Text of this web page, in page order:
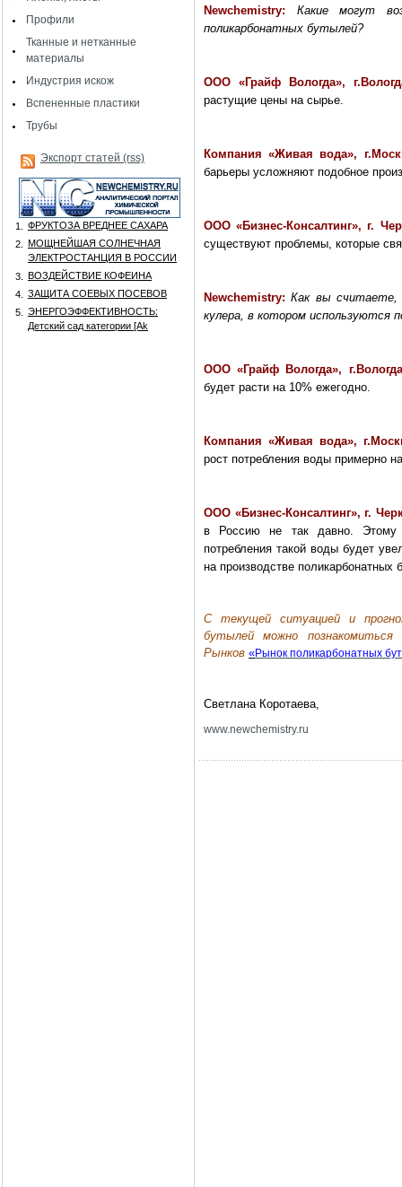
Профили
Тканные и нетканные
материалы
Индустрия искож
Вспененные пластики
Трубы
Экспорт статей (rss)
1.
ФРУКТОЗА ВРЕДНЕЕ САХАРА
2.
МОЩНЕЙШАЯ СОЛНЕЧНАЯ
ЭЛЕКТРОСТАНЦИЯ В РОССИИ
3.
ВОЗДЕЙСТВИЕ КОФЕИНА
4.
ЗАЩИТА СОЕВЫХ ПОСЕВОВ
5.
ЭНЕРГОЭФФЕКТИВНОСТЬ:
Детский сад категории [Аk
Newchemistry:
Какие могут
поликарбонатных бутылей?
ООО «Грайф Вологда»,
растущие цены на сырье.
Компания «Живая вода»,
барьеры усложняют подобное
ООО «Бизнес-Консалтинг», г.
существуют проблемы, которые
Newchemistry: Как вы считаете,
кулера, в котором используются
ООО «Грайф Вологда»,
будет расти на 10% ежегодно.
Компания «Живая вода»,
рост потребления воды примерно
ООО «Бизнес-Консалтинг», г.
в Россию не так давно. Этому
потребления такой воды будет
на производстве поликарбонатных
C текущей ситуацией и
бутылей можно
Рынков «Рынок поликарбонатных
Светлана Коротаева,
www.newchemistry.ru